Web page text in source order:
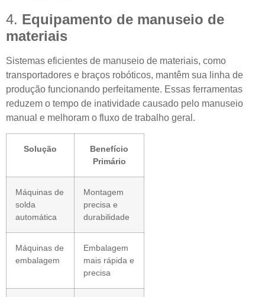
4. Equipamento de manuseio de
materiais
Sistemas eficientes de manuseio de materiais, como
transportadores e braços robóticos, mantêm sua linha de
produção funcionando perfeitamente. Essas ferramentas
reduzem o tempo de inatividade causado pelo manuseio
manual e melhoram o fluxo de trabalho geral.
Solução
Benefício
Primário
Máquinas de
solda
automática
Montagem
precisa e
durabilidade
Máquinas de
embalagem
Embalagem
mais rápida e
precisa